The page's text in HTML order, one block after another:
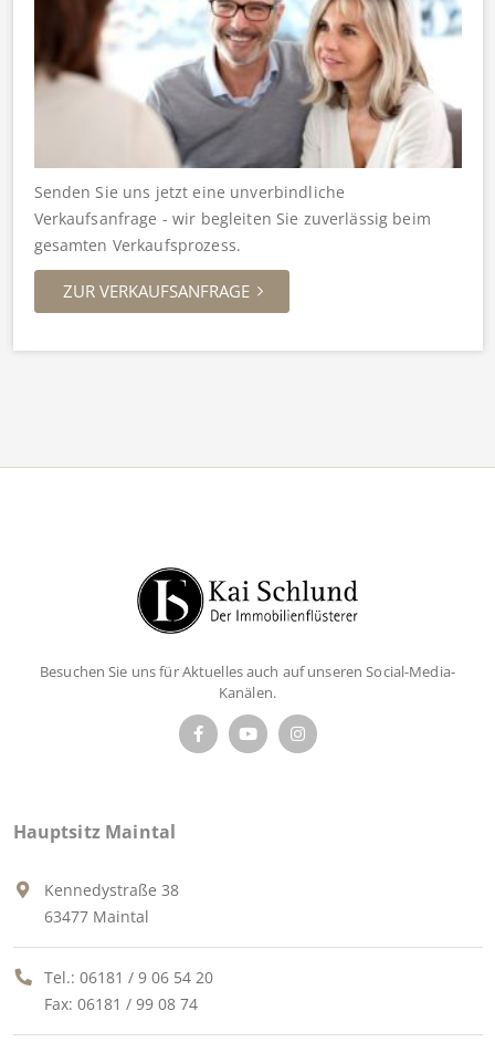
Senden Sie uns jetzt eine unverbindliche
Verkaufsanfrage - wir begleiten Sie zuverlässig beim
gesamten Verkaufsprozess.
ZUR VERKAUFSANFRAGE
Besuchen Sie uns für Aktuelles auch auf unseren Social-Media-
Kanälen.
Hauptsitz Maintal
Kennedystraße 38
63477 Maintal
Tel.: 06181 / 9 06 54 20
Fax: 06181 / 99 08 74